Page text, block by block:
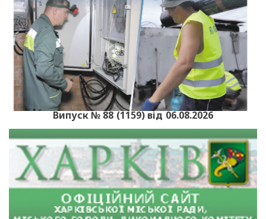
Випуск № 88 (1159) від 06.08.2026